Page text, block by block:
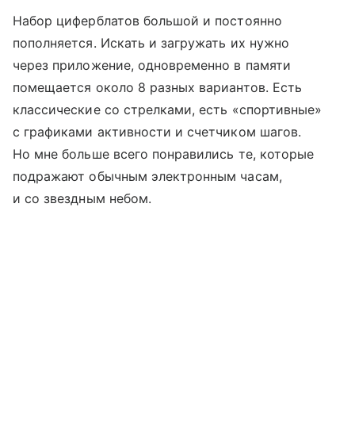
Набор циферблатов большой и постоянно
пополняется. Искать и загружать их нужно
через приложение, одновременно в памяти
помещается около 8 разных вариантов. Есть
классические со стрелками, есть «спортивные»
с графиками активности и счетчиком шагов.
Но мне больше всего понравились те, которые
подражают обычным электронным часам,
и со звездным небом.